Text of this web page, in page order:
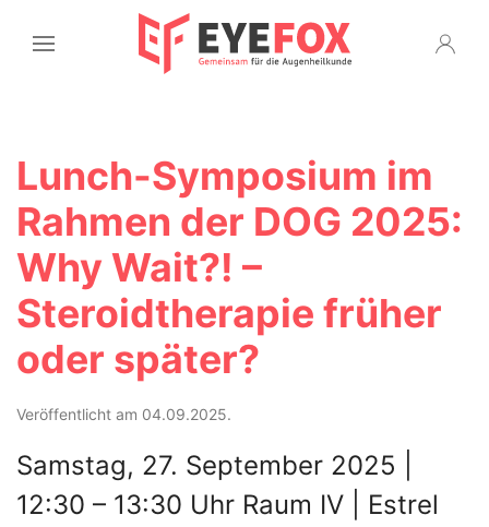
Lunch-Symposium im
Rahmen der DOG 2025:
Why Wait?! –
Steroidtherapie früher
oder später?
Veröffentlicht am 04.09.2025.
Samstag, 27. September 2025 |
12:30 – 13:30 Uhr Raum IV | Estrel